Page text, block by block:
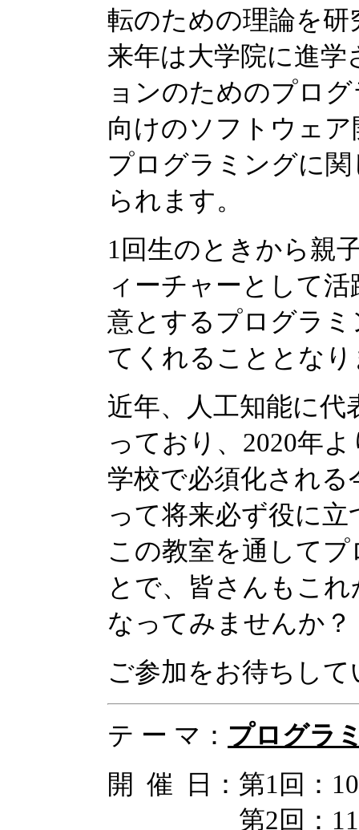
転のための理論を
来年は大学院に進
ョンのためのプロ
向けのソフトウェ
プログラミングに
られます。
1回生のときから親
ィーチャーとして
意とするプログラ
てくれることとな
近年、人工知能に
っており、2020年
学校で必須化され
って将来必ず役に
この教室を通して
とで、皆さんもこ
なってみませんか？
ご参加をお待ちし
テ ー マ： プログラ
開 催 日：第1回：
第2回：11月